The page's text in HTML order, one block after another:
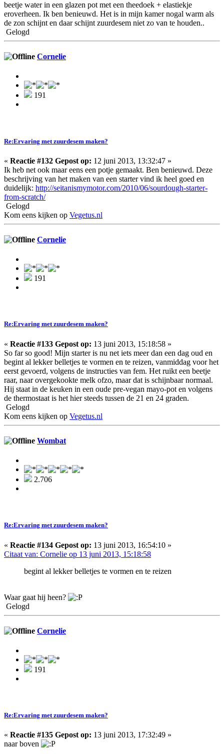
beetje water in een glazen pot met een theedoek + elastiekje
eroverheen. Ik ben benieuwd. Het is in mijn kamer nogal warm als
de zon schijnt en daar schijnt zuurdesem niet zo van te houden..
Gelogd
Cornelie
191
Re:Ervaring met zuurdesem maken?
« Reactie #132 Gepost op: 12 juni 2013, 13:32:47 »
Ik heb net ook maar eens een potje gemaakt. Ben benieuwd. Deze
beschrijving van het maken van een starter vind ik heel goed en
duidelijk: http://seitanismymotor.com/2010/06/sourdough-starter-
from-scratch/
Gelogd
Kom eens kijken op Vegetus.nl
Cornelie
191
Re:Ervaring met zuurdesem maken?
« Reactie #133 Gepost op: 13 juni 2013, 15:18:58 »
So far so good! Mijn starter is nu net iets meer dan een dag oud en
begint al lekker belletjes te vormen en te reizen, vanmiddag voor het
eerst gevoerd, volgens de instructies van fem. Het ruikt een beetje
raar, naar overgekookte melk ofzo, maar dat is schijnbaar normaal.
Hij staat in de keuken in een oude pre-vegan mayo-pot en volgens
de thermostaat is het hier steeds tussen de 21 en 24 graden.
Gelogd
Kom eens kijken op Vegetus.nl
Wombat
2.706
Re:Ervaring met zuurdesem maken?
« Reactie #134 Gepost op: 13 juni 2013, 16:54:10 »
Citaat van: Cornelie op 13 juni 2013, 15:18:58
begint al lekker belletjes te vormen en te reizen
Waar gaat hij heen?
Gelogd
Cornelie
191
Re:Ervaring met zuurdesem maken?
« Reactie #135 Gepost op: 13 juni 2013, 17:32:49 »
naar boven